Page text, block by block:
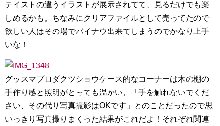
テイストの違うイラストが展示されてて、見るだけでも楽
しめるかも。ちなみにクリアファイルとして売ってたので
欲しい人はその場でバイナウ出来てしまうのでかなり上手
いな！
グッスマプロダクツショウケース的なコーナーは木の棚の
手作り感と照明がとっても温かい。「手を触れないでくだ
さい、その代り写真撮影はOKです」とのことだったので思
いっきり写真撮りまくった結果がこれだよ！それぞれ関連